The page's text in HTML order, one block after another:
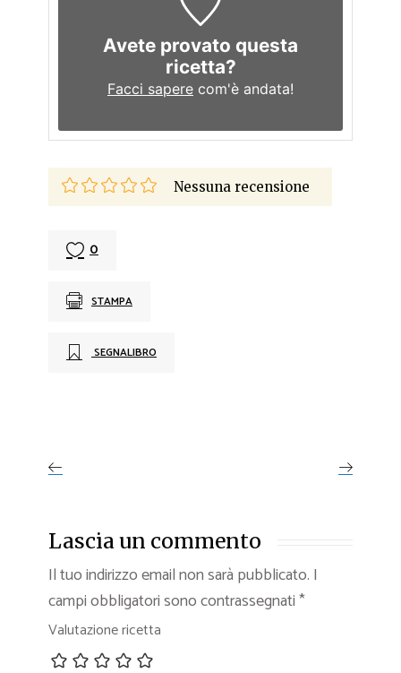
Avete provato questa
ricetta?
Facci sapere com'è andata!
Nessuna recensione
0
STAMPA
SEGNALIBRO
Lascia un commento
Il tuo indirizzo email non sarà pubblicato. I
campi obbligatori sono contrassegnati*
Valutazione ricetta